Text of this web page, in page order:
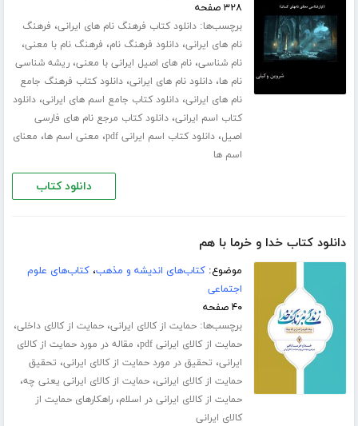
۳۲۸ صفحه
برچسب‌ها:دانلود کتاب فرهنگ نام های ایرانی، فرهنگ
نام های ایرانی،دانلود فرهنگ نام، فرهنگ نام با معنی،
نام شناسی،نام های اصیل ایرانی با معنی،ریشه شناسی
نام ها،دانلود نام های ایرانی،دانلود کتاب فرهنگ جامع
نام های ایرانی،دانلود کتاب جامع اسم های ایرانی،دانلود
کتاب اسم ایرانی،دانلود کتاب مرجع نام های فارسی
اصیل،دانلود کتاب اسم ایرانی pdf ، معنی اسم ها، معنای
اسم ها
دانلود کتاب
دانلود کتاب خدا و خرما با هم
موضوع:کتاب‌های اندیشه و مذهب،کتاب‌های علوم
اجتماعی
۴۰ صفحه
برچسب‌ها:حمایت از کالای ایرانی،حمایت از کالای داخلی،
حمایت از کالای ایرانی pdf ، مقاله در مورد حمایت از کالای
ایرانی، تحقیق در مورد حمایت از کالای ایرانی، تحقیق
حمایت از کالای ایرانی،حمایت از کالای ایرانی یعنی چه،
حمایت از کالای ایرانی در اسلام،راهکارهای حمایت از
کالای ایرانی